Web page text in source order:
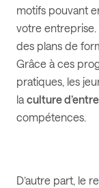
motifs pouvant
votre entreprise.
des plans de
Grâce à ces
pratiques, les
la culture
compétences.
D’autre part, le